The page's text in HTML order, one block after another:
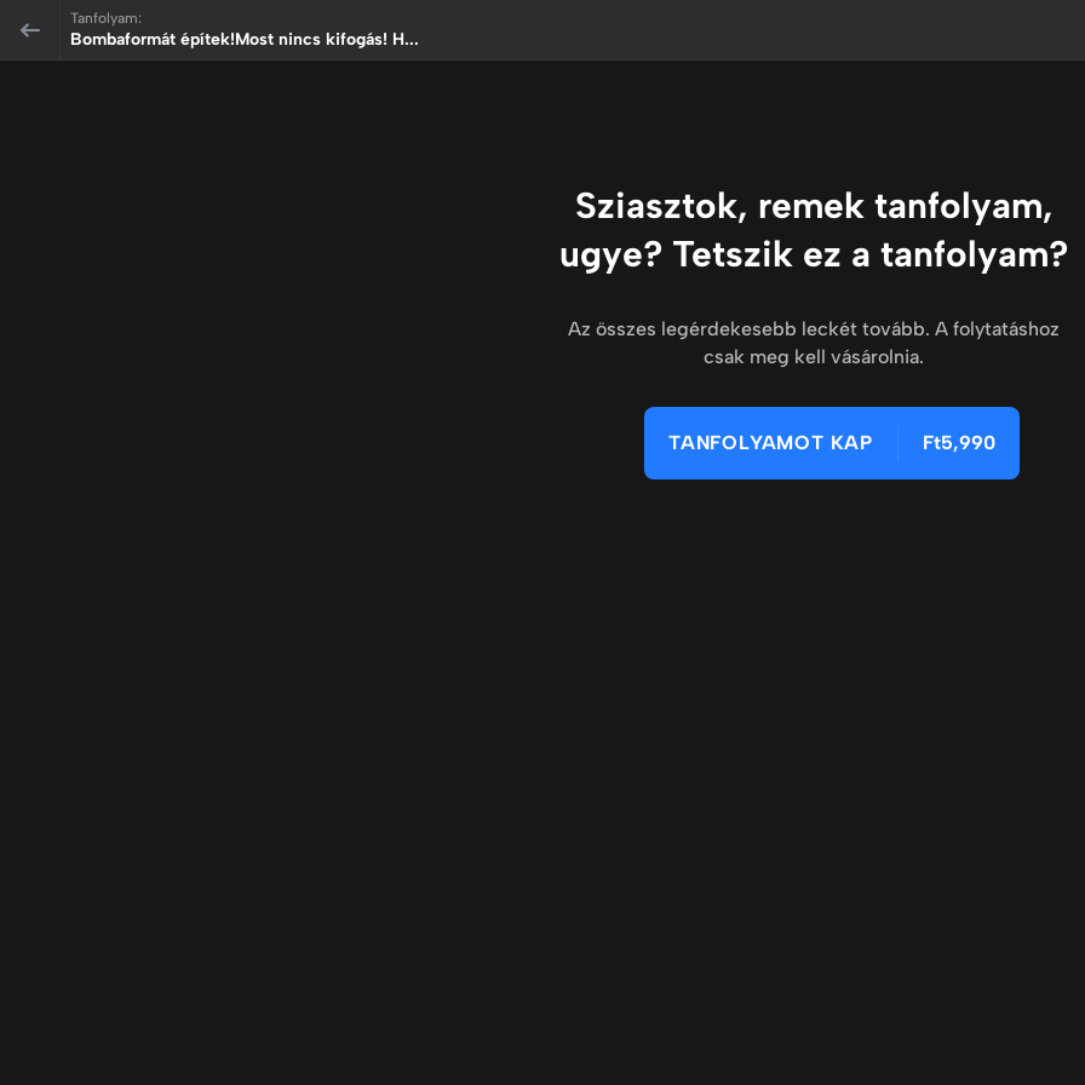
Tanfolyam:
Bombaformát építek!Most nincs kifogás! H...
Sziasztok, remek tanfolyam,
ugye? Tetszik ez a tanfolyam?
Az összes legérdekesebb leckét tovább. A folytatáshoz
csak meg kell vásárolnia.
TANFOLYAMOT KAP Ft5,990